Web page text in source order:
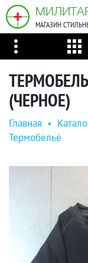
МАГАЗИН
(ЧЕРНОЕ)
Главная •
Термобельё